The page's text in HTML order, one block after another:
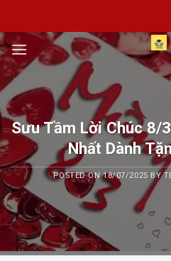
content
Sưu Tầm Lời Chúc 8/
Nhất Dành
POSTED ON18/07/2025 BY